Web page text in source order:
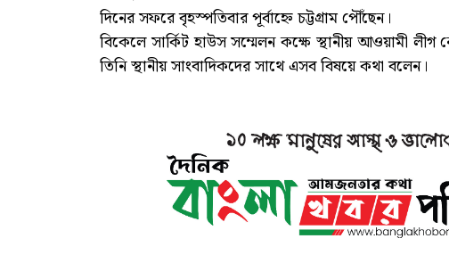
দিনের সফরে বৃহস্পতিবার পূর্বাহ্নে চট্টগ্রাম পৌঁছেন।
বিকেলে সার্কিট হাউস সম্মেলন কক্ষে স্থানীয় আওয়ামী
তিনি স্থানীয় সাংবাদিকদের সাথে এসব বিষয়ে কথা বলেন।